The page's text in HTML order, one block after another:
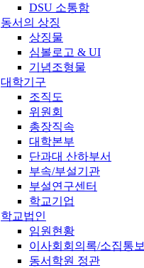
DSU 소통함
동서의 상징
상징물
심볼로고 & UI
기념조형물
대학기구
조직도
위원회
총장직속
대학본부
단과대 산하부서
부속/부설기관
부설연구센터
학교기업
학교법인
임원현황
이사회회의록/소집통보
동서학원 정관